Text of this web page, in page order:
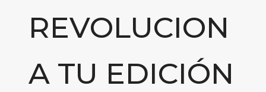
REVOLUCION
A TU EDICIÓN